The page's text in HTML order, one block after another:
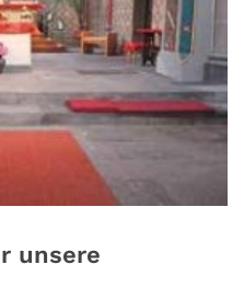
unsere